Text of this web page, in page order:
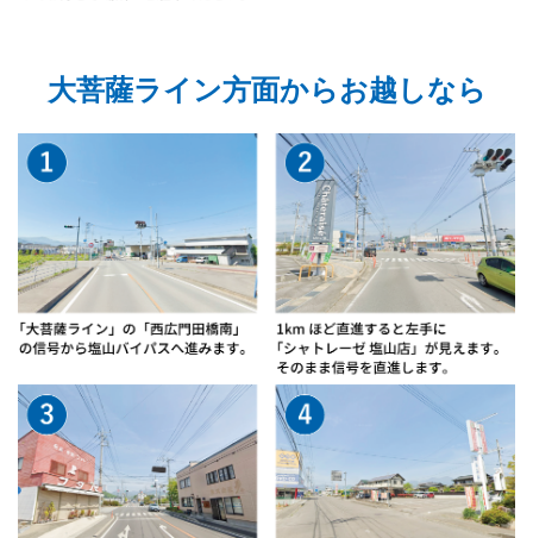
大菩薩ライン方面からお越しなら